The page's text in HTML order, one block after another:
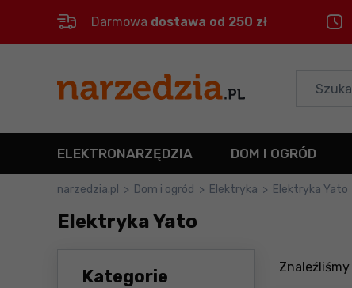
Menu główne
Filtry
Produkty
Stopka
Mapa strony
Darmowa dostawa od 250 zł
ELEKTRONARZĘDZIA DOM I OGRÓD
narzedzia.pl > Dom i ogród > Elektryka > Elektryka Yato
Elektryka Yato
Kategorie Znaleźliśmy